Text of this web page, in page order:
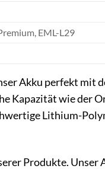
EML-L29
Akku perfekt
Kapazität wie der
Lithium-
Produkte.